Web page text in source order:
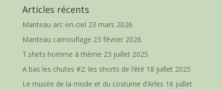
Articles récents
Manteau arc-en-ciel 23 mars 2026
Manteau camouflage 23 février 2026
T.shirts homme à thème 23 juillet 2025
A bas les chutes #2: les shorts de l’été 18 juillet 2025
Le musée de la mode et du costume d’Arles 16 juillet